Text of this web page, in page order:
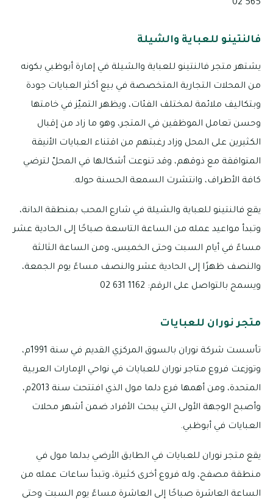
565 02
فالنتينو للعباية والشيلة
يشتهر متجر فالنتينو للعباية والشيلة في إمارة أبوظبي بكونه
من المحلات التجارية المتخصصة في بيع أكثر العبايات جودة
وبتكاليف ملائمة لمختلف الفئات، ويظهر التميّز في خامتها
وحسن تعامل الموظفين في المتجر، وهو ما زاد من إقبال
الكثيرين على المحل وزاد رغبتهم من اقتناء العبايات الأنيقة
المتوافقة مع ذوقهم، وقد تنوعت أشكالها في المحلّ لترضي
كافة الأطراف، وانتشرت السمعة الحسنة حوله.
يقع فالنتينو للعباية والشيلة في شارع المحب بمنطقة الدانة،
وتبدأ مواعيد عمله من الساعة التاسعة صباحًا إلى الحادية عشر
مساءً في أيام السبت وحتى الخميس، ومن الساعة الثالثة
والنصف ظهرًا إلى الحادية عشر والنصف مساءً يوم الجمعة،
ويسمح بالتواصل على الرقم: 1162 631 02
متجر نوران للعبايات
تأسست شركة نوران بالسوق المركزي القديم في سنة 1991م،
وتوزعت فروع متاجر نوران للعبايات في نواحي الإمارات العربية
المتحدة، ومن أهمها فرع دلما مول الذي افتتحت سنة 2013م،
وأصبح الوجهة الأولى التي يبحث الأفراد ضمن أشهر محلات
العبايات في أبوظبي.
يقع متجر نوران للعبايات في الطابق الأرضي بدلما مول في
منطقة مصفح، وله فروع أخرى كثيرة، وتبدأ ساعات عمله من
الساعة العاشرة صباحًا إلى العاشرة مساءً يوم السبت وحتى